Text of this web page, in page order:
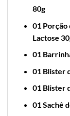
80g
01 Porção
Lactose
01
01 Blister
01 Blister
01 Sachê